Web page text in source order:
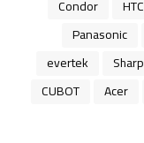
HTC
Condor
Panasonic
Sharp
evertek
Acer
CUBOT